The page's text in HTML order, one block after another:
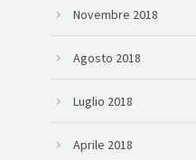
Novembre 2018
Agosto 2018
Luglio 2018
Aprile 2018